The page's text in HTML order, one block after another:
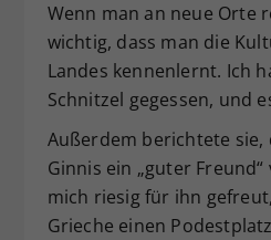
Wenn man an neue Orte
wichtig, dass man die
Landes kennenlernt. Ich
Schnitzel gegessen, und
Außerdem berichtete sie,
Ginnis ein „guter
mich riesig für ihn
Grieche einen